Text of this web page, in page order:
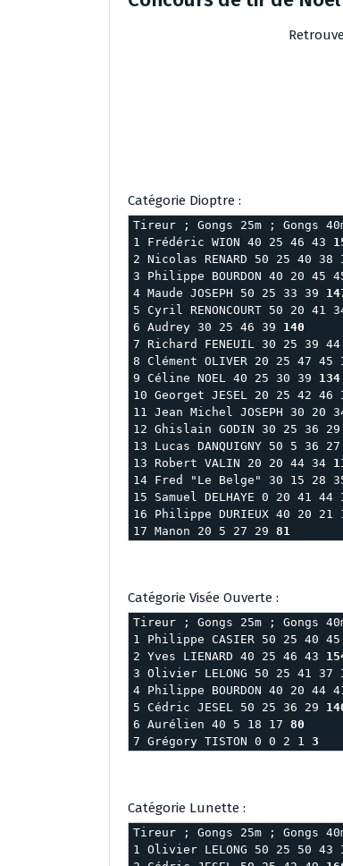
Catégorie Dioptre :
Tireur ; Gongs 25m ; Gongs
1 Frédéric WION 40 25 46 43
2 Nicolas RENARD 50 25 40 38
3 Philippe BOURDON 40 20 45
4 Maude JOSEPH 50 25 33 39
5 Cyril RENONCOURT 50 20 41
6 Audrey 30 25 46 39 140
7 Richard FENEUIL 30 25 39 44
8 Clément OLIVER 20 25 47 45
9 Céline NOEL 40 25 30 39 134
10 Georget JESEL 20 25 42 46
11 Jean Michel JOSEPH 30 20
12 Ghislain GODIN 30 25 36 29
13 Lucas DANQUIGNY 50 5 36 27
13 Robert VALIN 20 20 44 34
14 Fred "Le Belge" 30 15 28
15 Samuel DELHAYE 0 20 41 44
16 Philippe DURIEUX 40 20 21
17 Manon 20 5 27 29 81
Catégorie Visée Ouverte :
Tireur ; Gongs 25m ; Gongs
1 Philippe CASIER 50 25 40 45
2 Yves LIENARD 40 25 46 43
3 Olivier LELONG 50 25 41 37
4 Philippe BOURDON 40 20 44
5 Cédric JESEL 50 25 36 29
6 Aurélien 40 5 18 17 80
7 Grégory TISTON 0 0 2 1
Catégorie Lunette :
Tireur ; Gongs 25m ; Gongs
1 Olivier LELONG 50 25 50 43